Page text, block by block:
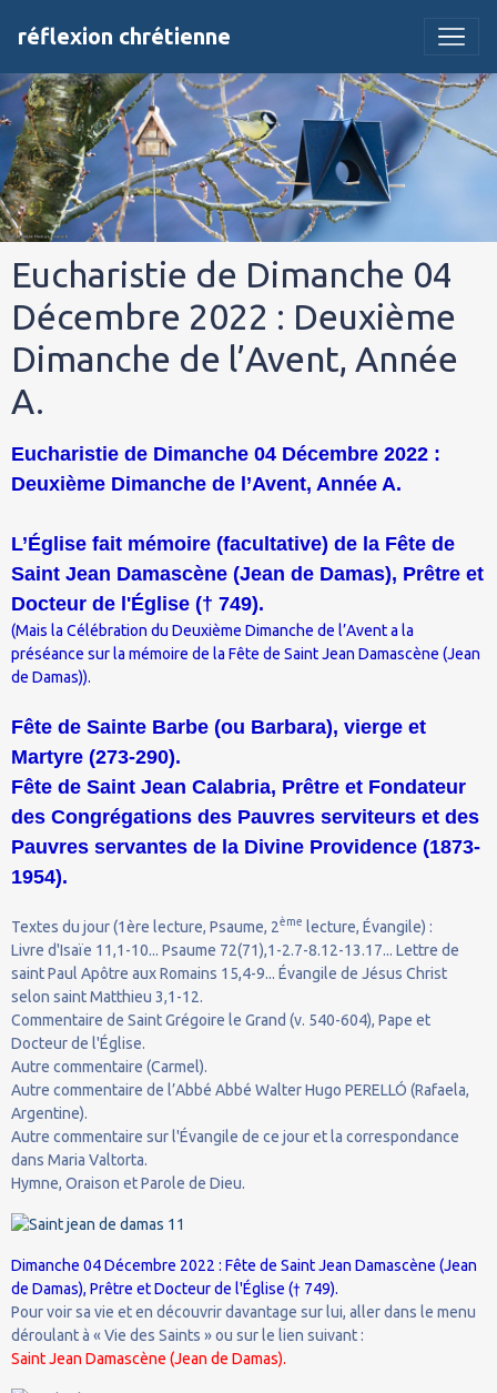
réflexion chrétienne
Eucharistie de Dimanche 04
Décembre 2022 : Deuxième
Dimanche de l’Avent, Année
A.
Eucharistie de Dimanche 04 Décembre 2022 :
Deuxième Dimanche de l’Avent, Année A.
L’Église fait mémoire (facultative) de la Fête de
Saint Jean Damascène (Jean de Damas), Prêtre et
Docteur de l'Église († 749).
(Mais la Célébration du Deuxième Dimanche de l’Avent a la
préséance sur la mémoire de la Fête de Saint Jean Damascène (Jean
de Damas)).
Fête de Sainte Barbe (ou Barbara), vierge et
Martyre (273-290).
Fête de Saint Jean Calabria, Prêtre et Fondateur
des Congrégations des Pauvres serviteurs et des
Pauvres servantes de la Divine Providence (1873-
1954).
Textes du jour (1ère lecture, Psaume, 2ème lecture, Évangile) :
Livre d'Isaïe 11,1-10... Psaume 72(71),1-2.7-8.12-13.17... Lettre de
saint Paul Apôtre aux Romains 15,4-9... Évangile de Jésus Christ
selon saint Matthieu 3,1-12.
Commentaire de Saint Grégoire le Grand (v. 540-604), Pape et
Docteur de l'Église.
Autre commentaire (Carmel).
Autre commentaire de l’Abbé Abbé Walter Hugo PERELLÓ (Rafaela,
Argentine).
Autre commentaire sur l'Évangile de ce jour et la correspondance
dans Maria Valtorta.
Hymne, Oraison et Parole de Dieu.
Dimanche 04 Décembre 2022 : Fête de Saint Jean Damascène (Jean
de Damas), Prêtre et Docteur de l'Église († 749).
Pour voir sa vie et en découvrir davantage sur lui, aller dans le menu
déroulant à « Vie des Saints » ou sur le lien suivant :
Saint Jean Damascène (Jean de Damas).